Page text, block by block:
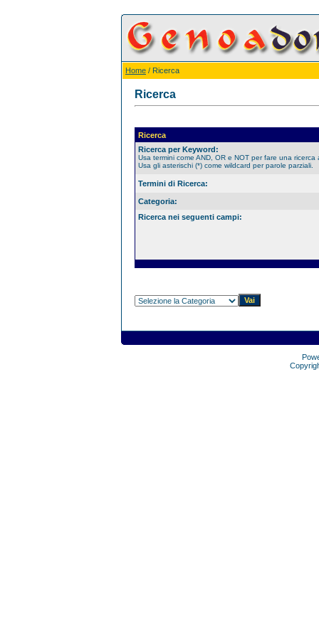
Home / Ricerca
Ricerca
Ricerca
Ricerca per Keyword:
Usa termini come AND, OR e NOT per fare una ricerca
Usa gli asterischi (*) come wildcard per parole parziali.
Termini di Ricerca:
Categoria:
Ricerca nei seguenti campi: